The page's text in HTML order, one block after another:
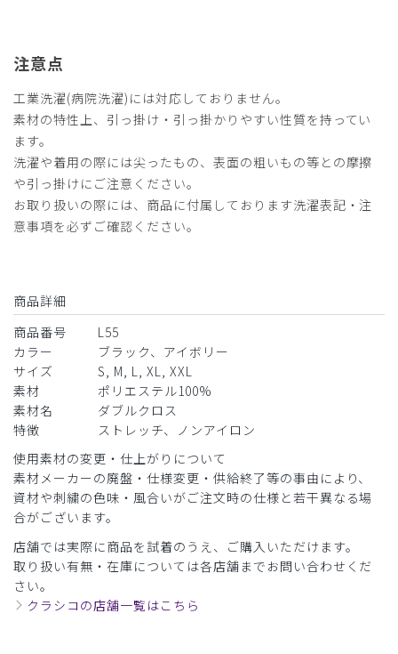
注意点
工業洗濯(病院洗濯)には対応しておりません。
素材の特性上、引っ掛け・引っ掛かりやすい性質を持ってい
ます。
洗濯や着用の際には尖ったもの、表面の粗いもの等との摩擦
や引っ掛けにご注意ください。
お取り扱いの際には、商品に付属しております洗濯表記・注
意事項を必ずご確認ください。
商品詳細
商品番号
L55
カラー
ブラック、アイボリー
サイズ
S, M, L, XL, XXL
素材
ポリエステル100%
素材名
ダブルクロス
特徴
ストレッチ、ノンアイロン
使用素材の変更・仕上がりについて
素材メーカーの廃盤・仕様変更・供給終了等の事由により、
資材や刺繍の色味・風合いがご注文時の仕様と若干異なる場
合がございます。
店舗では実際に商品を試着のうえ、ご購入いただけます。
取り扱い有無・在庫については各店舗までお問い合わせくだ
さい。
クラシコの店舗一覧はこちら